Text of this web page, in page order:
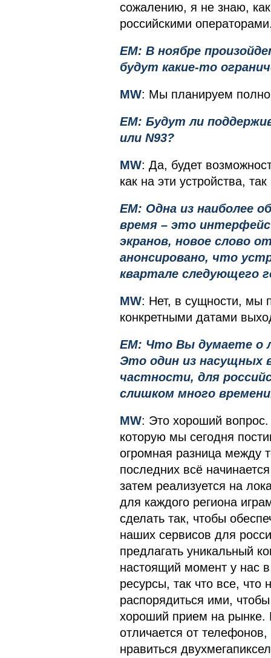
сожалению, я не знаю,
российскими
EM: В ноябре
будут какие-то
MW: Мы планируем
EM: Будут ли
или N93?
MW: Да, будет
как на эти устройства,
EM: Одна из наиболее
время – это интерфейс
экранов, новое слово
анонсировано, что
квартале следующего
MW: Нет, в сущности, мы
конкретными датами
EM: Что Вы думаете о
Это один из насущных
частности, для
слишком много
MW: Это хороший
которую мы сегодня
огромная разница между
последних всё
затем реализуется на
для каждого региона
сделать так, чтобы
наших сервисов для
предлагать уникальный
настоящий момент у нас
ресурсы, так что все, что
распорядиться ими,
хороший прием на рынке.
отличается от
нравиться